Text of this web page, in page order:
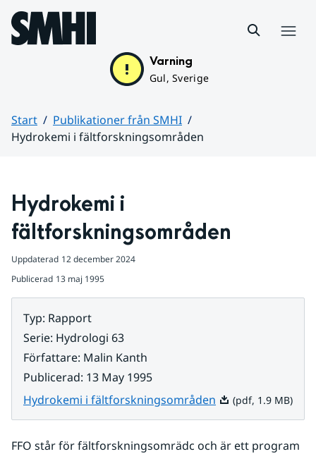
Hoppa till sidans innehåll
Varning
Gul, Sverige
Start
Publikationer från SMHI
Hydrokemi i fältforskningsområden
Hydrokemi i
fältforskningsområden
Uppdaterad 12 december 2024
Publicerad 13 maj 1995
Typ: Rapport
Serie: Hydrologi 63
Författare: Malin Kanth
Publicerad: 13 May 1995
Hydrokemi i fältforskningsområden Pdf, 1.9 MB.
(pdf, 1.9 MB)
FFO står för fältforskningsomrädc och är ett program